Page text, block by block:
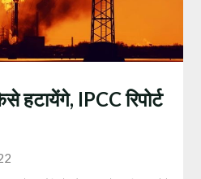
हटायेंगे, IPCC रिपोर्ट